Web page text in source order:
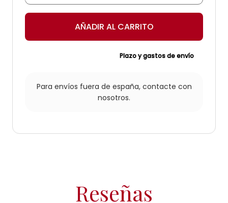
Estrella
Corona
AÑADIR AL CARRITO
Plazo y gastos de envío
Para envíos fuera de españa, contacte con
nosotros.
Reseñas